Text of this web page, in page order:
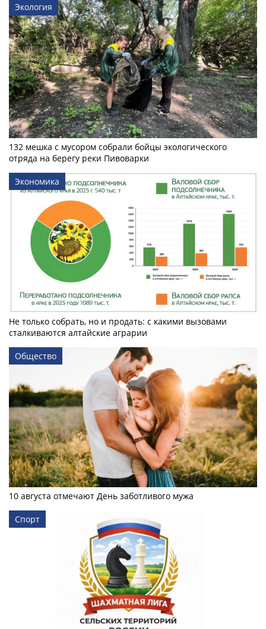
Экология
132 мешка с мусором собрали бойцы экологического
отряда на берегу реки Пивоварки
Экономика
Не только собрать, но и продать: с какими вызовами
сталкиваются алтайские аграрии
Общество
10 августа отмечают День заботливого мужа
Спорт